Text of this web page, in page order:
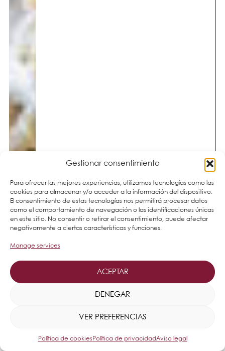
Gestionar consentimiento
Para ofrecer las mejores experiencias, utilizamos tecnologías como las
cookies para almacenar y/o acceder a la información del dispositivo.
El consentimiento de estas tecnologías nos permitirá procesar datos
como el comportamiento de navegación o las identificaciones únicas
en este sitio. No consentir o retirar el consentimiento, puede afectar
negativamente a ciertas características y funciones.
Manage services
ACEPTAR
DENEGAR
VER PREFERENCIAS
Política de cookiesPolítica de privacidadAviso legal